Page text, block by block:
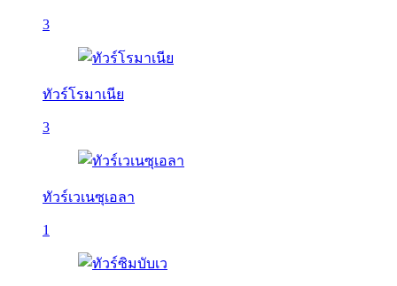
3
ทัวร์โรมาเนีย
3
ทัวร์เวเนซุเอลา
1